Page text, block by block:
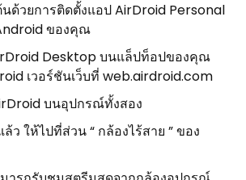
ด้วยการติดตั้งแอป AirDroid Personal
ของคุณ
Desktop บนแล็ปท็อปของคุณ
เวอร์ชันเว็บที่ web.airdroid.com
บนอุปกรณ์ทั้งสอง
ว ให้ไปที่ส่วน “ กล้องไร้สาย ” ของ